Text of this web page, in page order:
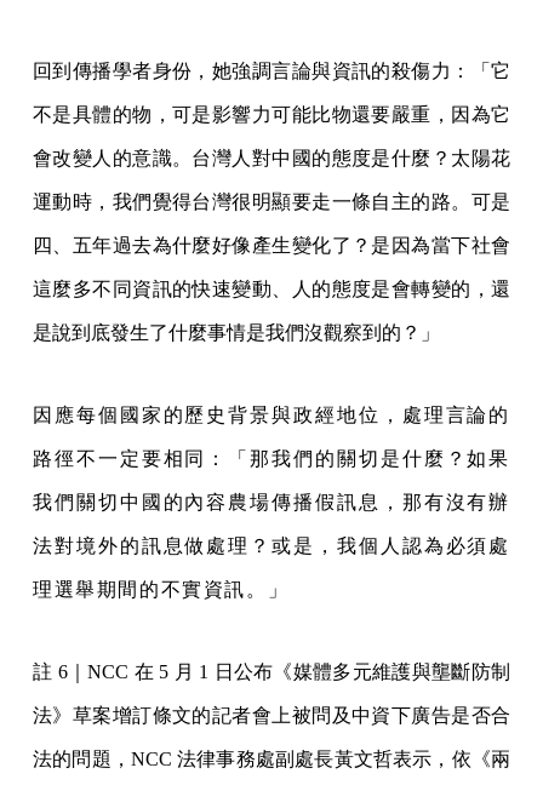
回到傳播學者身份，她強調言論與資訊的殺傷力：「它
不是具體的物，可是影響力可能比物還要嚴重，因為它
會改變人的意識。台灣人對中國的態度是什麼？太陽花
運動時，我們覺得台灣很明顯要走一條自主的路。可是
四、五年過去為什麼好像產生變化了？是因為當下社會
這麼多不同資訊的快速變動、人的態度是會轉變的，還
是說到底發生了什麼事情是我們沒觀察到的？」
因應每個國家的歷史背景與政經地位，處理言論的
路徑不一定要相同：「那我們的關切是什麼？如果
我們關切中國的內容農場傳播假訊息，那有沒有辦
法對境外的訊息做處理？或是，我個人認為必須處
理選舉期間的不實資訊。」
註 6｜NCC 在 5 月 1 日公布《媒體多元維護與壟斷防制
法》草案增訂條文的記者會上被問及中資下廣告是否合
法的問題，NCC 法律事務處副處長黃文哲表示，依《兩